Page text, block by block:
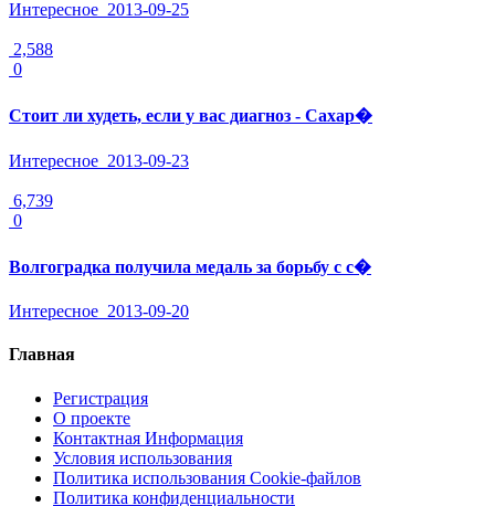
Интересное 2013-09-25
2,588
0
Стоит ли худеть, если у вас диагноз - Сахар�
Интересное 2013-09-23
6,739
0
Волгоградка получила медаль за борьбу с с�
Интересное 2013-09-20
Главная
Регистрация
О проекте
Контактная Информация
Условия использования
Политика использования Cookie-файлов
Политика конфиденциальности